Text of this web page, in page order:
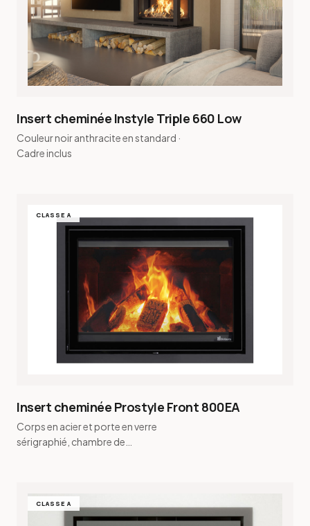
Insert cheminée Instyle Triple 660 Low
Couleur noir anthracite en standard ·
Cadre inclus
CLASSE A
Insert cheminée Prostyle Front 800EA
Corps en acier et porte en verre
sérigraphié, chambre de
CLASSE A